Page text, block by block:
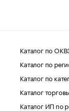
Каталог по
Каталог по
Каталог по
Каталог
Каталог ИП по